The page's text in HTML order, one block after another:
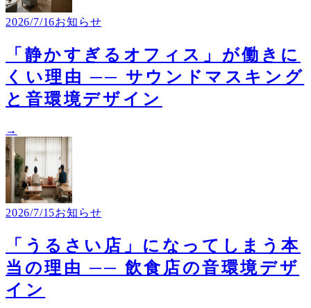
2026/7/16お知らせ
「静かすぎるオフィス」が働きに
くい理由 ── サウンドマスキング
と音環境デザイン
→
2026/7/15お知らせ
「うるさい店」になってしまう本
当の理由 ── 飲食店の音環境デザ
イン